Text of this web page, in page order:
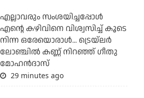
എല്ലാവരും സംശയിച്ചപ്പോള്‍
എന്റെ കഴിവിനെ വിശ്വസിച്ച് കൂടെ
നിന്ന ഒരേയൊരാള്‍... ട്രെയ്‌ലര്‍
ലോഞ്ചില്‍ കണ്ണ് നിറഞ്ഞ് ഗീതു
മോഹന്‍ദാസ്
29 minutes ago